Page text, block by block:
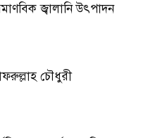
জ্বালানি উৎপাদন
চৌধুরী